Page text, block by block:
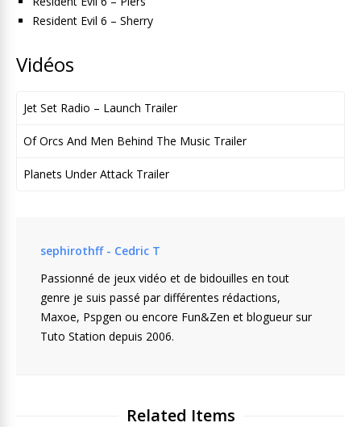
Resident Evil 6 – Sherry
Vidéos
Jet Set Radio – Launch Trailer
Of Orcs And Men Behind The Music Trailer
Planets Under Attack Trailer
sephirothff - Cedric T
Passionné de jeux vidéo et de bidouilles en tout
genre je suis passé par différentes rédactions,
Maxoe, Pspgen ou encore Fun&Zen et blogueur sur
Tuto Station depuis 2006.
Related Items